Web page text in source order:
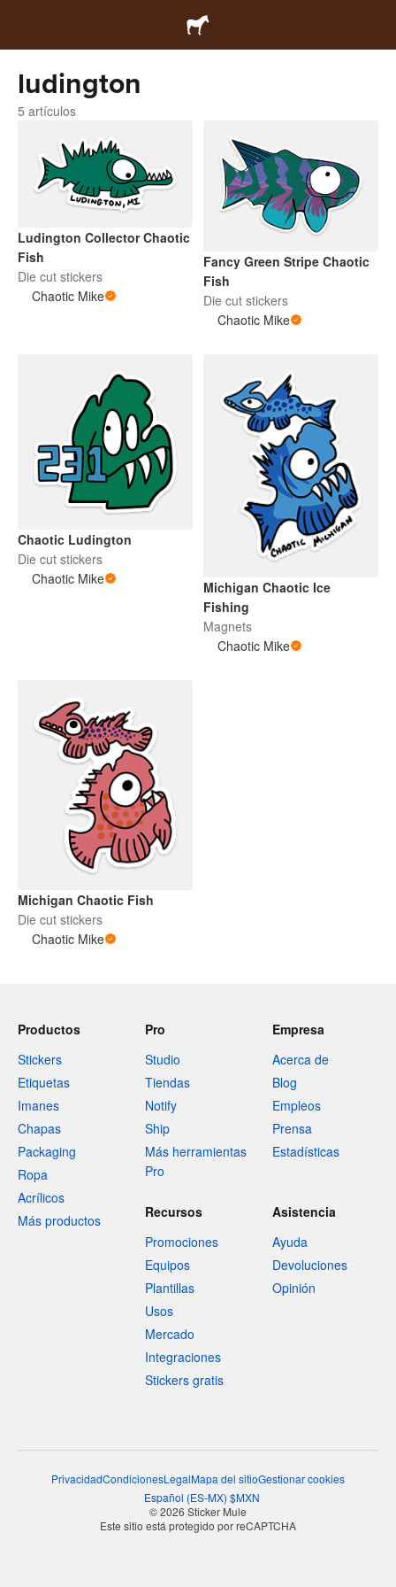
ludington
5 artículos
Ludington Collector Chaotic
Fish
Die cut stickers
Chaotic Mike
Fancy Green Stripe Chaotic
Fish
Die cut stickers
Chaotic Mike
Chaotic Ludington
Die cut stickers
Chaotic Mike
Michigan Chaotic Ice
Fishing
Magnets
Chaotic Mike
Michigan Chaotic Fish
Die cut stickers
Chaotic Mike
Productos
Stickers
Etiquetas
Imanes
Chapas
Packaging
Ropa
Acrílicos
Más productos
Pro
Studio
Tiendas
Notify
Ship
Más herramientas
Pro
Empresa
Acerca de
Blog
Empleos
Prensa
Estadísticas
Recursos
Promociones
Equipos
Plantillas
Usos
Mercado
Integraciones
Stickers gratis
Asistencia
Ayuda
Devoluciones
Opinión
PrivacidadCondicionesLegalMapa del sitioGestionar cookies
Español (ES-MX) $MXN
© 2026 Sticker Mule
Este sitio está protegido por reCAPTCHA